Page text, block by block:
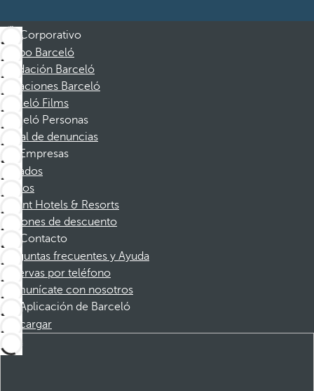
Corporativo
Grupo Barceló
Fundación Barceló
Vacaciones Barceló
Barceló Films
Barceló Personas
Canal de denuncias
Empresas
Afiliados
Socios
Dorint Hotels & Resorts
Cupones de descuento
Contacto
Preguntas frecuentes y Ayuda
Reservas por teléfono
Comunícate con nosotros
Aplicación de Barceló
Descargar